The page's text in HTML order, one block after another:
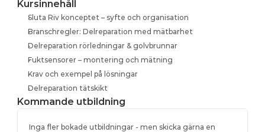
Kursinnehåll
Sluta Riv konceptet – syfte och organisation
Branschregler: Delreparation med mätbarhet
Delreparation rörledningar & golvbrunnar
Fuktsensorer – montering och mätning
Krav och exempel på lösningar
Delreparation tätskikt
Kommande utbildning
Inga fler bokade utbildningar - men skicka gärna en